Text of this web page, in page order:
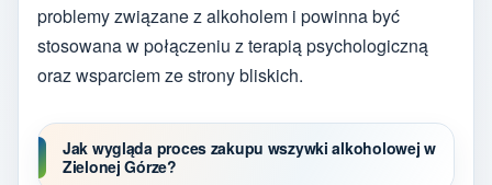
problemy związane z alkoholem i powinna być
stosowana w połączeniu z terapią psychologiczną
oraz wsparciem ze strony bliskich.
Jak wygląda proces zakupu wszywki alkoholowej w
Zielonej Górze?